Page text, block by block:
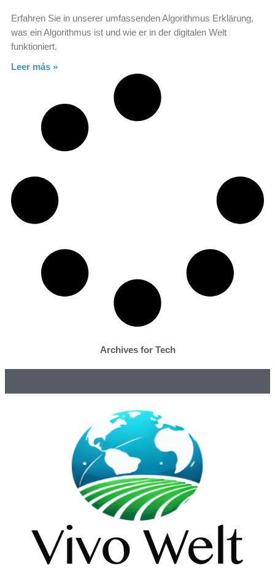
Erfahren Sie in unserer umfassenden Algorithmus Erklärung,
was ein Algorithmus ist und wie er in der digitalen Welt
funktioniert.
Leer más »
Archives for Tech